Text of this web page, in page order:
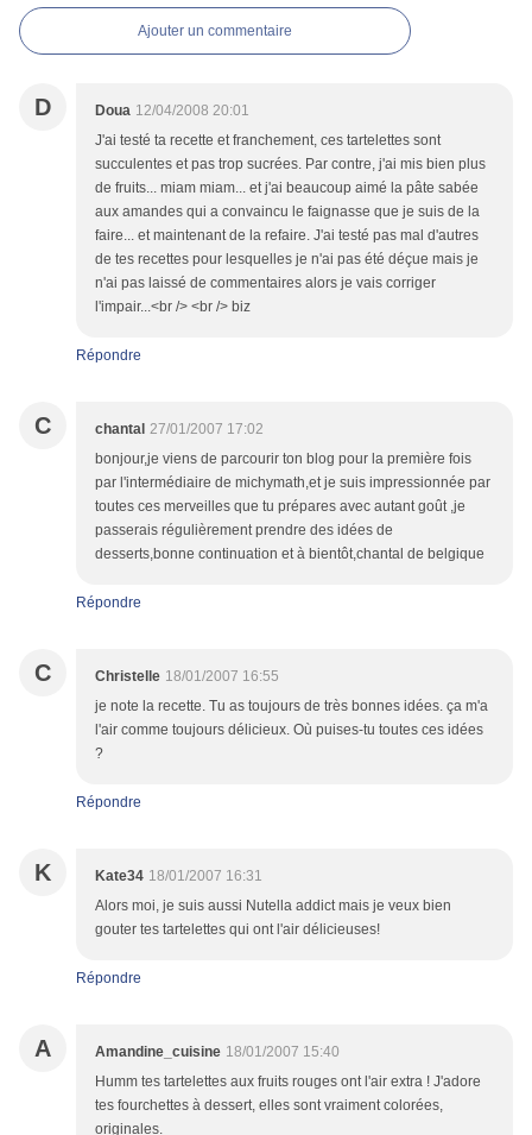
Ajouter un commentaire
D Doua 12/04/2008 20:01
J'ai testé ta recette et franchement, ces tartelettes sont
succulentes et pas trop sucrées. Par contre, j'ai mis bien plus
de fruits... miam miam... et j'ai beaucoup aimé la pâte sabée
aux amandes qui a convaincu le faignasse que je suis de la
faire... et maintenant de la refaire. J'ai testé pas mal d'autres
de tes recettes pour lesquelles je n'ai pas été déçue mais je
n'ai pas laissé de commentaires alors je vais corriger
l'impair...<br /> <br /> biz
Répondre
C chantal 27/01/2007 17:02
bonjour,je viens de parcourir ton blog pour la première fois
par l'intermédiaire de michymath,et je suis impressionnée par
toutes ces merveilles que tu prépares avec autant goût ,je
passerais régulièrement prendre des idées de
desserts,bonne continuation et à bientôt,chantal de belgique
Répondre
C Christelle 18/01/2007 16:55
je note la recette. Tu as toujours de très bonnes idées. ça m'a
l'air comme toujours délicieux. Où puises-tu toutes ces idées
?
Répondre
K Kate34 18/01/2007 16:31
Alors moi, je suis aussi Nutella addict mais je veux bien
gouter tes tartelettes qui ont l'air délicieuses!
Répondre
A Amandine_cuisine 18/01/2007 15:40
Humm tes tartelettes aux fruits rouges ont l'air extra ! J'adore
tes fourchettes à dessert, elles sont vraiment colorées,
originales.